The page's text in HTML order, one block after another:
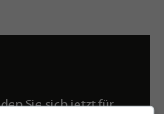
Sie sich jetzt für